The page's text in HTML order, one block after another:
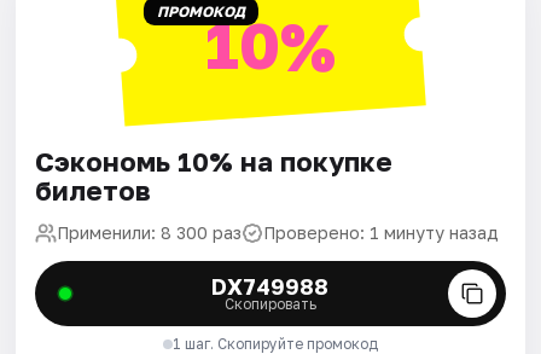
ПРОМОКОД10%
Сэкономь 10% на покупке
билетов
Применили: 8 300 раз Проверено: 1 минуту назад
DX749988
Скопировать
1 шаг. Скопируйте промокод